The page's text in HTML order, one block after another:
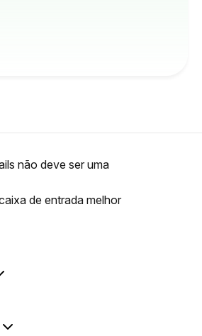
não deve ser uma
de entrada melhor